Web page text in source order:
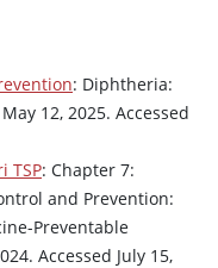
: Diphtheria:
12, 2025. Accessed
TSP: Chapter 7:
and Prevention:
Preventable
Accessed July 15,